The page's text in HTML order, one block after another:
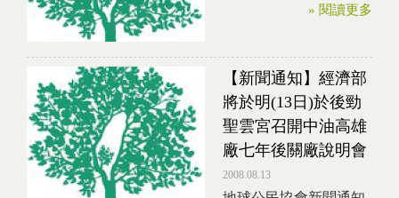
» 閱讀更多
【新聞通知】經濟部
將於明(13日)於後勁
聖雲宮召開中油高雄
廠七年後關廠說明會
2008.08.13